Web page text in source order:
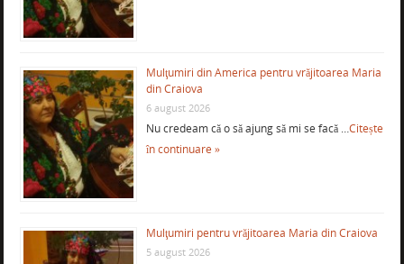
Mulţumiri din America pentru vrăjitoarea Maria
din Craiova
6 august 2026
Nu credeam că o să ajung să mi se facă …Citește
în continuare »
Mulţumiri pentru vrăjitoarea Maria din Craiova
5 august 2026